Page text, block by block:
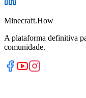
Minecraft.How
A plataforma definitiva
comunidade.